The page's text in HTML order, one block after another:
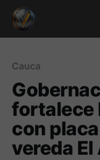
Cauca
fortalece
con
vereda